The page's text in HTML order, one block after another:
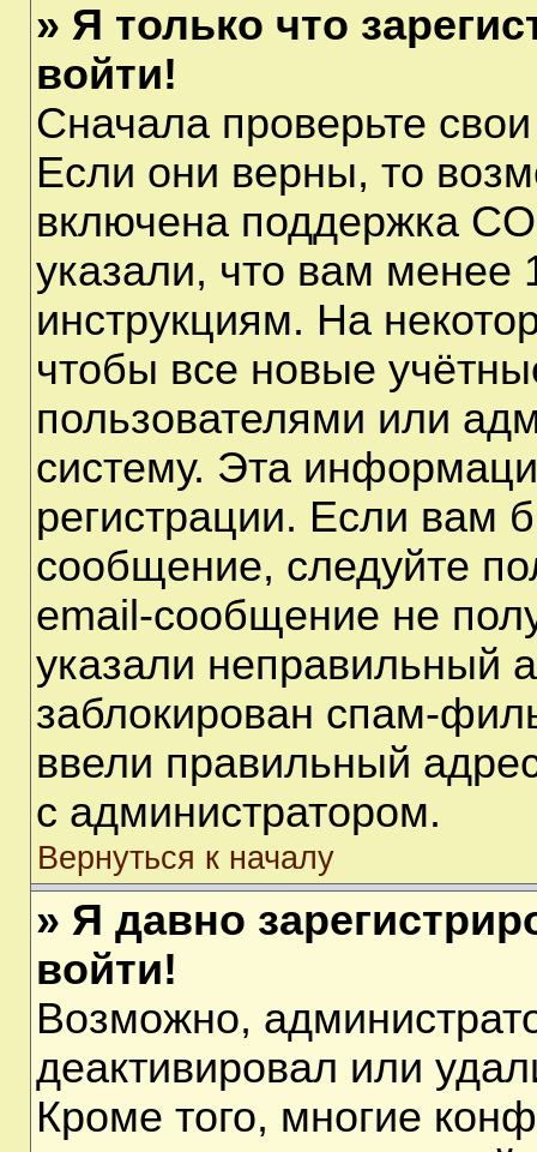
» Я только что
войти!
Сначала проверьте
Если они верны, то
включена поддержка
указали, что вам менее
инструкциям. На
чтобы все новые
пользователями или
систему. Эта
регистрации. Если вам
сообщение, следуйте
email-сообщение не
указали неправильный
заблокирован спам-
ввели правильный
с администратором.
Вернуться к началу
» Я давно
войти!
Возможно,
деактивировал или
Кроме того, многие